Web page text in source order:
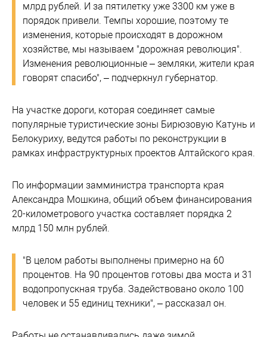
млрд рублей. И за пятилетку уже 3300 км уже в
порядок привели. Темпы хорошие, поэтому те
изменения, которые происходят в дорожном
хозяйстве, мы называем "дорожная революция".
Изменения революционные – земляки, жители края
говорят спасибо", – подчеркнул губернатор.
На участке дороги, которая соединяет самые
популярные туристические зоны Бирюзовую Катунь и
Белокуриху, ведутся работы по реконструкции в
рамках инфраструктурных проектов Алтайского края.
По информации замминистра транспорта края
Александра Мошкина, общий объем финансирования
20-километрового участка составляет порядка 2
млрд 150 млн рублей.
"В целом работы выполнены примерно на 60
процентов. На 90 процентов готовы два моста и 31
водопропускная труба. Задействовано около 100
человек и 55 единиц техники", – рассказал он.